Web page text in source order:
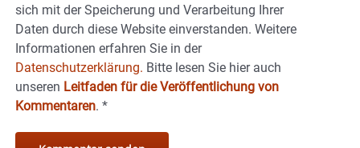
sich mit der Speicherung und Verarbeitung Ihrer
Daten durch diese Website einverstanden. Weitere
Informationen erfahren Sie in der
Datenschutzerklärung. Bitte lesen Sie hier auch
unseren Leitfaden für die Veröffentlichung von
Kommentaren. *